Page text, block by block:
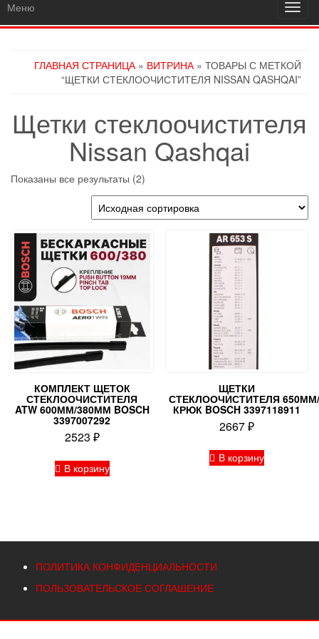
Меню
ГЛАВНАЯ СТРАНИЦА» ВИТРИНА» ТОВАРЫ С МЕТКОЙ
“ЩЕТКИ СТЕКЛООЧИСТИТЕЛЯ NISSAN QASHQAI”
Щетки стеклоочистителя
Nissan Qashqai
Показаны все результаты (2)
КОМПЛЕКТ ЩЕТОК
СТЕКЛООЧИСТИТЕЛЯ
ATW 600ММ/380ММ BOSCH
3397007292
2523 ₽
В корзину
ЩЕТКИ
СТЕКЛООЧИСТИТЕЛЯ
КРЮК BOSCH 3397118911
2667₽
В корзину
ПОЛИТИКА КОНФИДЕНЦИАЛЬНОСТИ
ПОЛЬЗОВАТЕЛЬСКОЕ СОГЛАШЕНИЕ